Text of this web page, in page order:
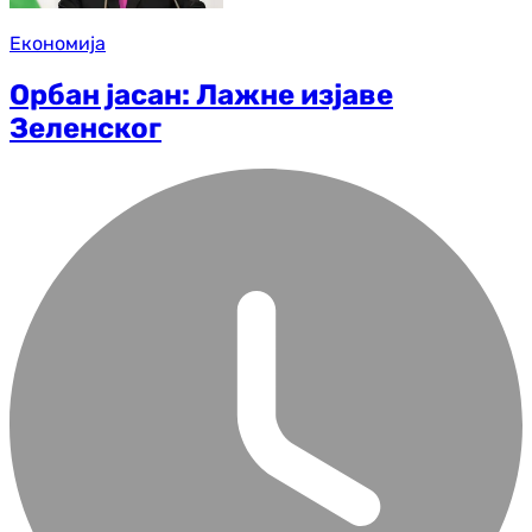
Економија
Орбан јасан: Лажне изјаве
Зеленског